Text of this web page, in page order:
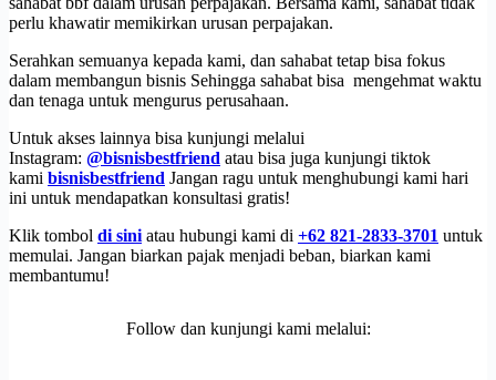
perlu khawatir memikirkan urusan perpajakan.
Serahkan semuanya kepada kami, dan sahabat tetap bisa fokus
dalam membangun bisnis Sehingga sahabat bisa mengehmat waktu
dan tenaga untuk mengurus perusahaan.
Untuk akses lainnya bisa kunjungi melalui
Instagram: @bisnisbestfriend atau bisa juga kunjungi tiktok
kami bisnisbestfriend Jangan ragu untuk menghubungi kami hari
ini untuk mendapatkan konsultasi gratis!
Klik tombol di sini atau hubungi kami di +62 821-2833-3701 untuk
memulai. Jangan biarkan pajak menjadi beban, biarkan kami
membantumu!
Follow dan kunjungi kami melalui: